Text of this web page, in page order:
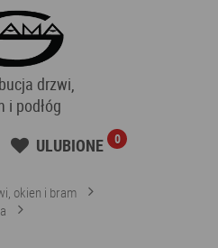
drzwi,
i podłóg
ULUBIONE 0
okien i bram